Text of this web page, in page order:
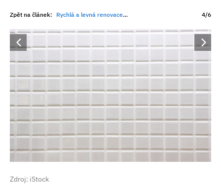
Zpět na článek: Rychlá a levná renovace koupelny či kuchyně? Vyzkoušejte nátěr na dlažbu a obklady! 4/6
Zdroj: iStock